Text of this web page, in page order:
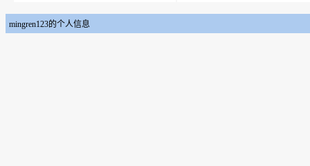
mingren123的个人信息